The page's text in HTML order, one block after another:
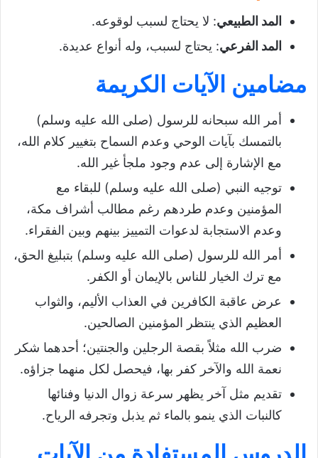
المد الطبيعي: لا يحتاج لسبب لوقوعه.
المد الفرعي: يحتاج لسبب، وله أنواع عديدة.
مضامين الآيات الكريمة
أمر الله سبحانه للرسول (صلى الله عليه وسلم)
بالتمسك بآيات الوحي وعدم السماح بتغيير كلام الله،
مع الإشارة إلى عدم وجود ملجأ غير الله.
توجيه النبي (صلى الله عليه وسلم) للبقاء مع
المؤمنين وعدم طردهم رغم مطالب أشراف مكة،
وعدم الاستجابة لدعوات التمييز بينهم وبين الفقراء.
أمر الله للرسول (صلى الله عليه وسلم) بتبليغ الحق،
مع ترك الخيار للناس بالإيمان أو الكفر.
عرض عاقبة الكافرين في العذاب الأليم، والثواب
العظيم الذي ينتظر المؤمنين الصالحين.
ضرب الله مثلاً بقصة الرجلين والجنتين؛ أحدهما شكر
نعمة الله والآخر كفر بها، فيحصل لكل منهما جزاؤه.
تقديم مثل آخر يظهر سرعة زوال الدنيا وفنائها
كالنبات الذي ينمو بالماء ثم يذبل وتجرفه الرياح.